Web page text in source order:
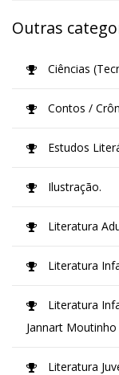
Outras
Ciências
Contos /
Estudos
Ilustração.
Literatura
Literatura
Literatura
Jannart Moutinho
Literatura